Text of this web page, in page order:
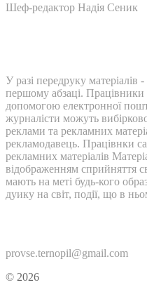
Шеф-редактор Надія Сеник
У разі передруку матеріалів
першому абзаці. Працівники
допомогою електронної
журналісти можуть
реклами та рекламних
рекламодавець. Працівнки
рекламних матеріалів
відображенням сприйняття
мають на меті будь-кого
дуику на світ, події, що в
provse.ternopil@gmail.com
© 2026